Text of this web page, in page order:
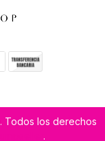
Todos los derechos
.